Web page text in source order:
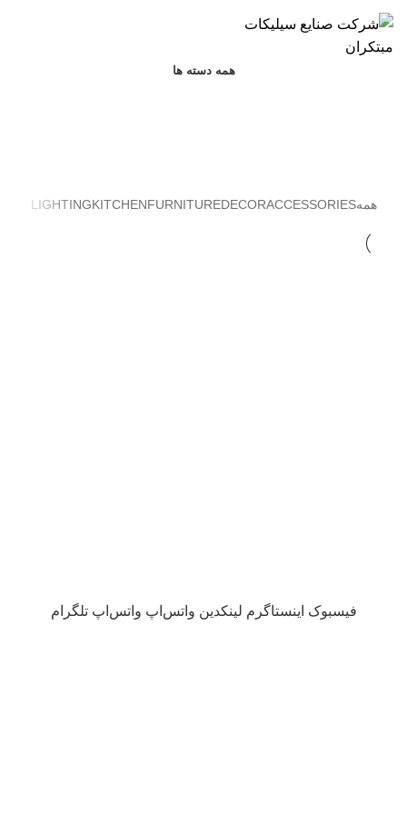
همه دسته ها
همهACCESSORIES
DECOR
FURNITURE
KITCHEN
LIGHTING
فیسبوک اینستاگرم لینکدین واتس‌اپ واتس‌اپ تلگرام